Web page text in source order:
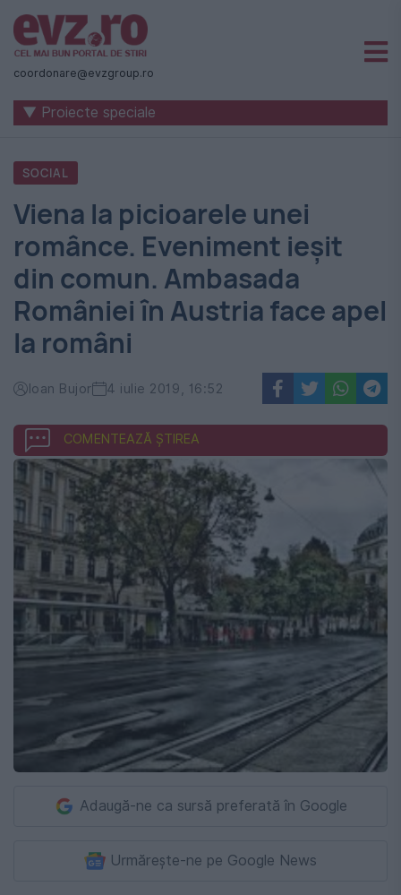
Știri
naționale
internaționale
România
-
Evenimentul
Zilei
coordonare@evzgroup.ro
▼ Proiecte speciale
SOCIAL
Viena la picioarele unei
românce. Eveniment ieșit
din comun. Ambasada
României în Austria face apel
la români
Ioan Bujor 4 iulie 2019, 16:52
COMENTEAZĂ ȘTIREA
Adaugă-ne ca sursă preferată în Google
Urmărește-ne pe Google News